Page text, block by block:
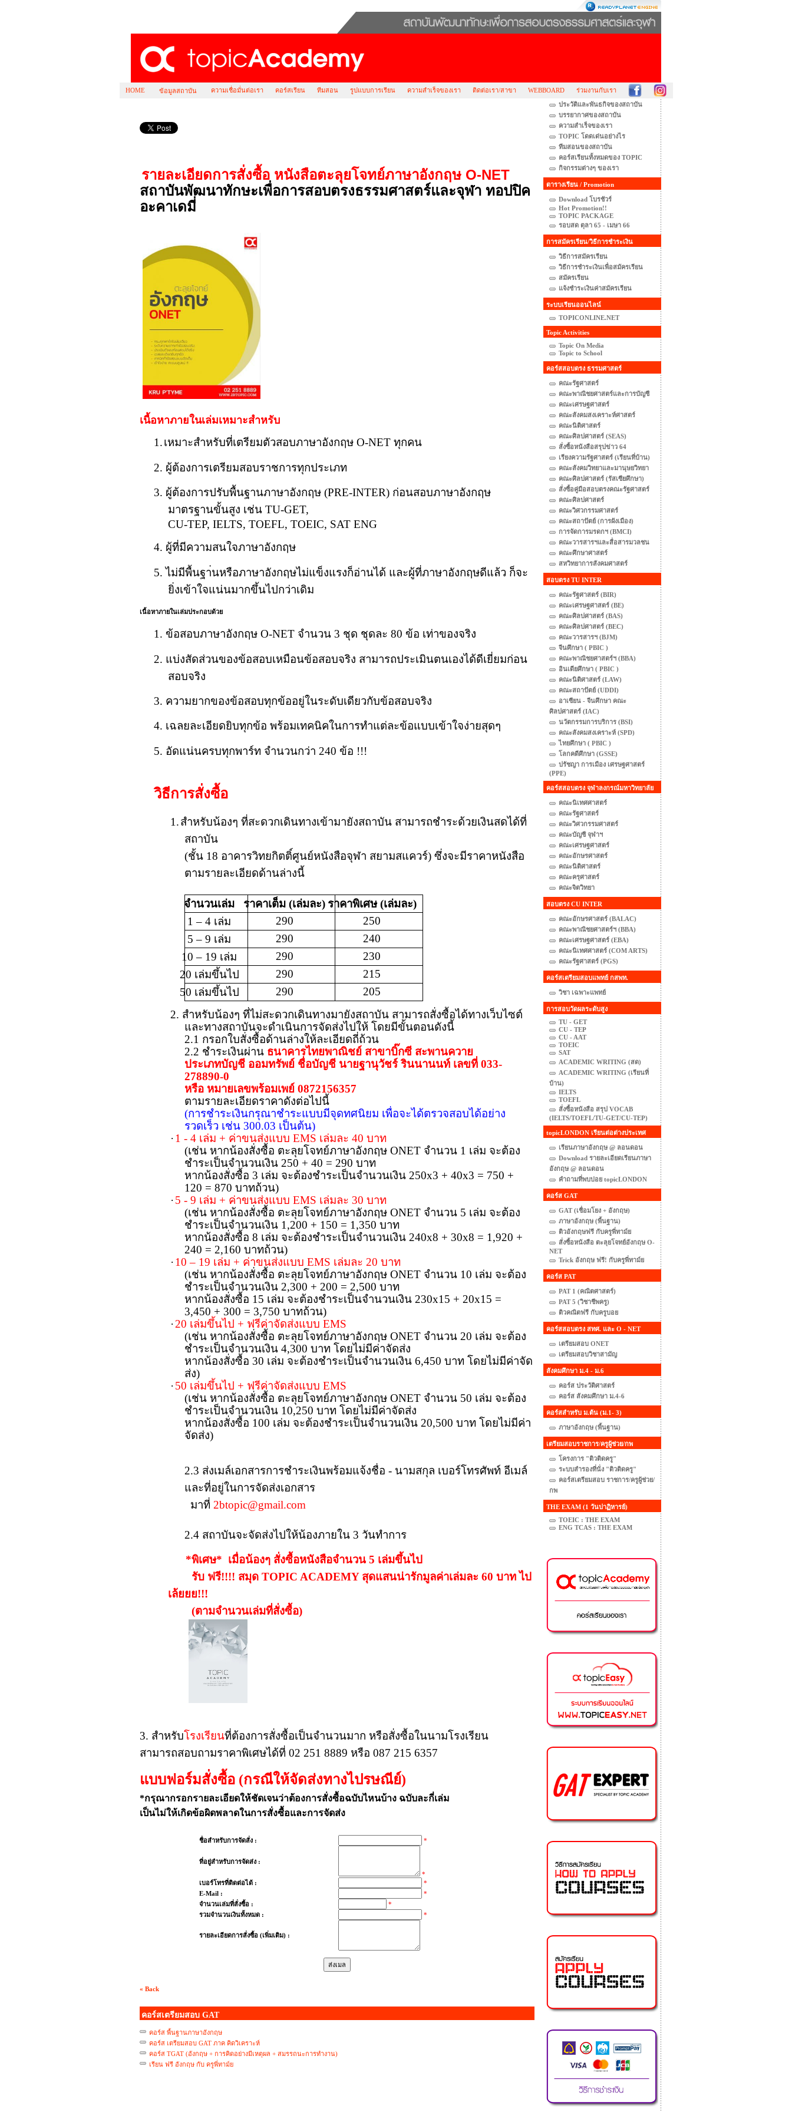
HOME ข้อมูลสถาบัน ความเชื่อมั่นต่อเรา คอร์สเรียน ทีมสอน รูปแบบการเรียน ความสำเร็จของเรา ติดต่อเรา/สาขา WEBBOARD ร่วมงานกับเรา
รายละเอียดการสั่งซื้อ หนังสือตะลุยโจทย์ภาษาอังกฤษ O-NET
สถาบันพัฒนาทักษะเพื่อการสอบตรงธรรมศาสตร์และจุฬา ทอปปิค
อะคาเดมี่
เนื้อหาภายในเล่มเหมาะสำหรับ
1.เหมาะสำหรับที่เตรียมตัวสอบภาษาอังกฤษ O-NET ทุกคน
2. ผู้ต้องการเตรียมสอบราชการทุกประเภท
3. ผู้ต้องการปรับพื้นฐานภาษาอังกฤษ (PRE-INTER) ก่อนสอบภาษาอังกฤษ
มาตรฐานขั้นสูง เช่น TU-GET,
CU-TEP, IELTS, TOEFL, TOEIC, SAT ENG
4. ผู้ที่มีความสนใจภาษาอังกฤษ
5. ไม่มีพื้นฐา่นหรือภาษาอังกฤษไม่แข็งแรงก็อ่านได้ และผู้ที่ภาษาอังกฤษดีแล้ว ก็จะ
ยิ่งเข้าใจแน่นมากขึ้นไปกว่าเดิม
เนื้อหาภายในเล่มประกอบด้วย
1. ข้อสอบภาษาอังกฤษ O-NET จำนวน 3 ชุด ชุดละ 80 ข้อ เท่าของจริง
2. แบ่งสัดส่วนของข้อสอบเหมือนข้อสอบจริง สามารถประเมินตนเองได้ดีเยี่ยมก่อน
สอบจริง
3. ความยากของข้อสอบทุกข้ออยู่ในระดับเดียวกับข้อสอบจริง
4. เฉลยละเอียดยิบทุกข้อ พร้อมเทคนิคในการทำแต่ละข้อแบบเข้าใจง่ายสุดๆ
5. อัดแน่นครบทุกพาร์ท จำนวนกว่า 240 ข้อ !!!
วิธีการสั่งซื้อ
1.สำหรับน้องๆ ที่สะดวกเดินทางเข้ามายังสถาบัน สามารถชำระด้วยเงินสดได้ที่
สถาบัน
(ชั้น 18 อาคารวิทยกิตติ์ศูนย์หนังสือจุฬา สยามสแควร์)ซึ่งจะมีราคาหนังสือ
ตามรายละเอียดด้านล่างนี้
จำนวนเล่ม ราคาเต็ม (เล่มละ) ราคาพิเศษ (เล่มละ)
1 – 4 เล่ม
290
250
5 – 9 เล่ม
290
240
10 – 19 เล่ม
290
230
20 เล่มขึ้นไป
290
215
50 เล่มขึ้นไป
290
205
2. สำหรับน้องๆ ที่ไม่สะดวกเดินทางมายังสถาบัน สามารถสั่งซื้อได้ทางเว็บไซต์
และทางสถาบันจะดำเนินการจัดส่งไปให้ โดยมีขั้นตอนดังนี้
2.1 กรอกใบสั่งซื้อด้านล่างให้ละเอียดถี่ถ้วน
2.2 ชำระเงินผ่าน ธนาคารไทยพาณิชย์ สาขาบิ๊กซี สะพานควาย
ประเภทบัญชี ออมทรัพย์ ชื่อบัญชี นายฐานุวัชร์ รินนานนท์ เลขที่ 033-
278890-0
หรือ หมายเลขพร้อมเพย์ 0872156357
ตามรายละเอียดราคาดังต่อไปนี้
(การชำระเงินกรุณาชำระแบบมีจุดทศนิยม เพื่อจะได้ตรวจสอบได้อย่าง
รวดเร็ว เช่น 300.03 เป็นต้น)
·1 - 4 เล่ม + ค่าขนส่งแบบEMS เล่มละ 40 บาท
(เช่น หากน้องสั่งซื้อ ตะลุยโจทย์ภาษาอังกฤษ ONET จำนวน 1 เล่ม จะต้อง
ชำระเป็นจำนวนเงิน 250 + 40 = 290 บาท
หากน้องสั่งซื้อ 3 เล่ม จะต้องชำระเป็นจำนวนเงิน 250x3 + 40x3 = 750 +
120 = 870 บาทถ้วน)
·5 - 9 เล่ม + ค่าขนส่งแบบEMS เล่มละ 30 บาท
(เช่น หากน้องสั่งซื้อ ตะลุยโจทย์ภาษาอังกฤษ ONET จำนวน 5 เล่ม จะต้อง
ชำระเป็นจำนวนเงิน 1,200 + 150 = 1 ,350 บาท
หากน้องสั่งซื้อ 8 เล่ม จะต้องชำระเป็นจำนวนเงิน 240x8 + 30x8 = 1,920 +
240 = 2,160 บาทถ้วน)
·10 – 19 เล่ม + ค่าขนส่งแบบEMS เล่มละ 20 บาท
(เช่น หากน้องสั่งซื้อ ตะลุยโจทย์ภาษาอังกฤษ ONET จำนวน 10 เล่ม จะต้อง
ชำระเป็นจำนวนเงิน 2,300 + 200 = 2,500 บาท
หากน้องสั่งซื้อ 15 เล่ม จะต้องชำระเป็นจำนวนเงิน 230x15 + 20x15 =
3,450 + 300 = 3,750 บาทถ้วน)
·20 เล่มขึ้นไป + ฟรีค่าจัดส่งแบบEMS
(เช่น หากน้องสั่งซื้อ ตะลุยโจทย์ภาษาอังกฤษ ONET จำนวน 20 เล่ม จะต้อง
ชำระเป็นจำนวนเงิน 4,300 บาท โดยไม่มีค่าจัดส่ง
หากน้องสั่งซื้อ 30 เล่ม จะต้องชำระเป็นจำนวนเงิน 6,450 บาท โดยไม่มีค่าจัด
ส่ง)
·50 เล่มขึ้นไป + ฟรีค่าจัดส่งแบบEMS
(เช่น หากน้องสั่งซื้อ ตะลุยโจทย์ภาษาอังกฤษ ONET จำนวน 50 เล่ม จะต้อง
ชำระเป็นจำนวนเงิน 10,250 บาท โดยไม่มีค่าจัดส่ง
หากน้องสั่งซื้อ 100 เล่ม จะต้องชำระเป็นจำนวนเงิน 20,500 บาท โดยไม่มีค่า
จัดส่ง)
2.3 ส่งเมล์เอกสารการชำระเงินพร้อมแจ้งชื่อ - นามสกุล เบอร์โทรศัพท์ อีเมล์
และที่อยู่ในการจัดส่งเอกสาร
มาที่ 2btopic@gmail.com
2.4 สถาบันจะจัดส่งไปให้น้องภายใน 3 วันทำการ
*พิเศษ* เมื่อน้องๆ สั่งซื้อหนังสือจำนวน 5 เล่มขึ้นไป
รับ ฟรี!!!! สมุด TOPIC ACADEMY สุดแสนน่ารักมูลค่าเล่มละ 60 บาท ไป
เล้ยยย!!!
(ตามจำนวนเล่มที่สั่งซื้อ)
3. สำหรับโรงเรียนที่ต้องการสั่งซื้อเป็นจำนวนมาก หรือสั่งซื้อในนามโรงเรียน
สามารถสอบถามราคาพิเศษได้ที่ 02 251 8889 หรือ 087 215 6357
แบบฟอร์มสั่งซื้อ (กรณีให้จัดส่งทางไปรษณีย์)
*กรุณากรอกรายละเอียดให้ชัดเจนว่าต้องการสั่งซื้อฉบับไหนบ้าง ฉบับละกี่เล่ม
เป็นไม่ให้เกิดข้อผิดพลาดในการสั่งซื้อและการจัดส่ง
ชื่อสำหรับการจัดสั่ง : *
ที่อยู่สำหรับการจัดส่ง :
*
เบอร์โทรที่ติดต่อได้ :
*
E-Mail :
*
จำนวนเล่มที่สั่งซื้อ :
*
รวมจำนวนเงินทั้งหมด :
*
รายละเอียดการสั่งซื้อ (เพิ่มเติม) :
« Back
คอร์สเตรียมสอบ GAT
คอร์ส พื้นฐานภาษาอังกฤษ
คอร์ส เตรียมสอบ GAT ภาค คิดวิเคราะห์
คอร์ส TGAT (อังกฤษ + การคิดอย่างมีเหตุผล + สมรรถนะการทำงาน)
เรียน ฟรี อังกฤษ กับ ครูพี่ทาม์ย
ประวัติและพันธกิจของสถาบัน
บรรยากาศของสถาบัน
ความสำเร็จของเรา
TOPIC โดดเด่นอย่างไร
ทีมสอนของสถาบัน
คอร์สเรียนทั้งหมดของ TOPIC
กิจกรรมต่างๆ ของเรา
ตารางเรียน / Promotion
Download โบรชัวร์
Hot Promotion!!
TOPIC PACKAGE
รอบสด ตุลา 65 - เมษา 66
การสมัครเรียน/วิธีการชำระเงิน
วิธีการสมัครเรียน
วิธีการชำระเงินเพื่อสมัครเรียน
สมัครเรียน
แจ้งชำระเงินค่าสมัครเรียน
ระบบเรียนออนไลน์
TOPICONLINE.NET
Topic Activities
Topic On Media
Topic to School
คอร์สสอบตรง ธรรมศาสตร์
คณะรัฐศาสตร์
คณะพาณิชยศาสตร์และการบัญชี
คณะเศรษฐศาสตร์
คณะสังคมสงเคราะห์ศาสตร์
คณะนิติศาสตร์
คณะศิลปศาสตร์ (SEAS)
สั่งซื้อหนังสือสรุปข่าว 64
เรียงความรัฐศาสตร์ (เรียนที่บ้าน)
คณะสังคมวิทยาและมานุษยวิทยา
คณะศิลปศาสตร์ (รัสเซียศึกษา)
สั่งซื้อคู่มือสอบตรงคณะรัฐศาสตร์
คณะศิลปศาสตร์
คณะวิศวกรรมศาสตร์
คณะสถาปัตย์ (การผังเมือง)
การจัดการมรดกฯ (BMCI)
คณะวารสารฯและสื่อสารมวลชน
คณะศึกษาศาสตร์
สหวิทยาการสังคมศาสตร์
สอบตรง TU INTER
คณะรัฐศาสตร์ (BIR)
คณะเศรษฐศาสตร์ (BE)
คณะศิลปศาสตร์ (BAS)
คณะศิลปศาสตร์ (BEC)
คณะวารสารฯ (BJM)
จีนศึกษา ( PBIC )
คณะพาณิชยศาสตร์ฯ (BBA)
อินเดียศึกษา ( PBIC )
คณะนิติศาสตร์ (LAW)
คณะสถาปัตย์ (UDDI)
อาเซียน - จีนศึกษา คณะ
ศิลปศาสตร์ (IAC)
นวัตกรรมการบริการ (BSI)
คณะสังคมสงเคราะห์ (SPD)
ไทยศึกษา ( PBIC )
โลกคดีศึกษา (GSSE)
ปรัชญา การเมือง เศรษฐศาสตร์
(PPE)
คอร์สสอบตรง จุฬาลงกรณ์มหาวิทยาลัย
คณะนิเทศศาสตร์
คณะรัฐศาสตร์
คณะวิศวกรรมศาสตร์
คณะบัญชี จุฬาฯ
คณะเศรษฐศาสตร์
คณะอักษรศาสตร์
คณะนิติศาสตร์
คณะครุศาสตร์
คณะจิตวิทยา
สอบตรง CU INTER
คณะอักษรศาสตร์ (BALAC)
คณะพาณิชยศาสตร์ฯ (BBA)
คณะเศรษฐศาสตร์ (EBA)
คณะนิเทศศาสตร์ (COM ARTS)
คณะรัฐศาสตร์ (PGS)
คอร์สเตรียมสอบแพทย์ กสพท.
วิชา เฉพาะแพทย์
การสอบวัดผลระดับสูง
TU - GET
CU - TEP
CU - AAT
TOEIC
SAT
ACADEMIC WRITING (สด)
ACADEMIC WRITING (เรียนที่
บ้าน)
IELTS
TOEFL
สั่งซื้อหนังสือ สรุป VOCAB
(IELTS/TOEFL/TU-GET/CU-TEP)
topicLONDON เรียนต่อต่างประเทศ
เรียนภาษาอังกฤษ @ ลอนดอน
Download รายละเอียดเรียนภาษา
อังกฤษ @ ลอนดอน
คำถามที่พบบ่อย topicLONDON
คอร์ส GAT
GAT (เชื่อมโยง + อังกฤษ)
ภาษาอังกฤษ (พื้นฐาน)
ติวอังกฤษฟรี กับครูพี่ทาม์ย
สั่งซื้อหนังสือ ตะลุยโจทย์อังกฤษ O-
NET
Trick อังกฤษ ฟรี! กับครูพี่ทาม์ย
คอร์ส PAT
PAT 1 (คณิตศาสตร์)
PAT 5 (วิชาชีพครู)
ติวคณิตฟรี กับครูบอย
คอร์สสอบตรง สทศ. และ O - NET
เตรียมสอบ ONET
เตรียมสอบวิชาสามัญ
สังคมศึกษา ม.4 - ม.6
คอร์ส ประวัติศาสตร์
คอร์ส สังคมศึกษา ม.4-6
คอร์สสำหรับ ม.ต้น (ม.1- 3)
ภาษาอังกฤษ (พื้นฐาน)
เตรียมสอบราชการ/ครูผู้ช่วย/กพ
โครงการ "ติวติดครู"
ระบบสำรองที่นั่ง "ติวติดครู"
คอร์สเตรียมสอบ ราชการ/ครูผู้ช่วย/
กพ
THE EXAM (1 วันปาฏิหารย์)
TOEIC : THE EXAM
ENG TCAS : THE EXAM